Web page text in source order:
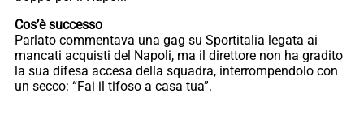
Cos’è successo
Parlato commentava una gag su Sportitalia legata ai
mancati acquisti del Napoli, ma il direttore non ha gradito
la sua difesa accesa della squadra, interrompendolo con
un secco: “Fai il tifoso a casa tua”.